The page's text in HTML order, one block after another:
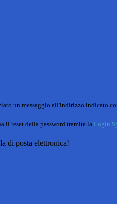
un messaggio all'indirizzo indicato
il reset della password tramite la Login
di posta elettronica!